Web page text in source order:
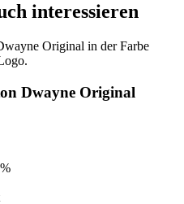
interessieren
Dwayne Original